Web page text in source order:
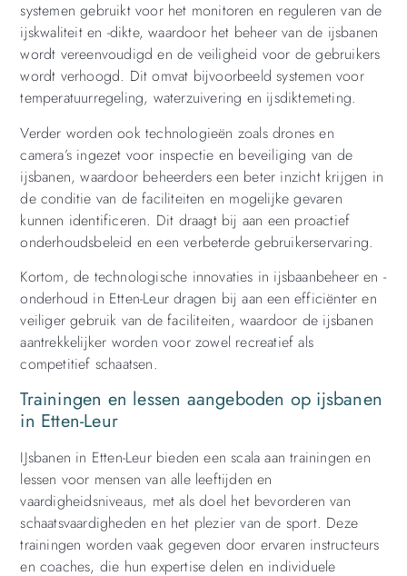
systemen gebruikt voor het monitoren en reguleren van de
ijskwaliteit en -dikte, waardoor het beheer van de ijsbanen
wordt vereenvoudigd en de veiligheid voor de gebruikers
wordt verhoogd. Dit omvat bijvoorbeeld systemen voor
temperatuurregeling, waterzuivering en ijsdiktemeting.
Verder worden ook technologieën zoals drones en
camera’s ingezet voor inspectie en beveiliging van de
ijsbanen, waardoor beheerders een beter inzicht krijgen in
de conditie van de faciliteiten en mogelijke gevaren
kunnen identificeren. Dit draagt ​​bij aan een proactief
onderhoudsbeleid en een verbeterde gebruikerservaring.
Kortom, de technologische innovaties in ijsbaanbeheer en -
onderhoud in Etten-Leur dragen bij aan een efficiënter en
veiliger gebruik van de faciliteiten, waardoor de ijsbanen
aantrekkelijker worden voor zowel recreatief als
competitief schaatsen.
Trainingen en lessen aangeboden op ijsbanen
in Etten-Leur
IJsbanen in Etten-Leur bieden een scala aan trainingen en
lessen voor mensen van alle leeftijden en
vaardigheidsniveaus, met als doel het bevorderen van
schaatsvaardigheden en het plezier van de sport. Deze
trainingen worden vaak gegeven door ervaren instructeurs
en coaches, die hun expertise delen en individuele